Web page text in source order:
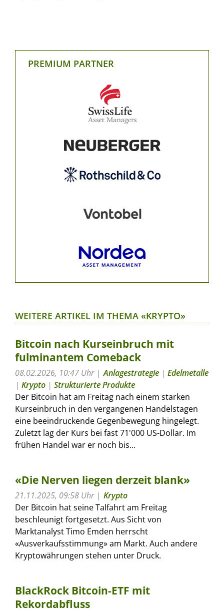
PREMIUM PARTNER
WEITERE ARTIKEL IM THEMA «KRYPTO»
Bitcoin nach Kurseinbruch mit
fulminantem Comeback
08.02.2026, 10:47 Uhr Anlagestrategie | Edelmetalle
| Krypto | Strukturierte Produkte
Der Bitcoin hat am Freitag nach einem starken
Kurseinbruch in den vergangenen Handelstagen
eine beeindruckende Gegenbewegung hingelegt.
Zuletzt lag der Kurs bei fast 71'000 US-Dollar. Im
frühen Handel war er noch bis...
«Die Nerven liegen derzeit blank»
21.11.2025, 09:58 Uhr
Krypto
Der Bitcoin hat seine Talfahrt am Freitag
beschleunigt fortgesetzt. Aus Sicht von
Marktanalyst Timo Emden herrscht
«Ausverkaufsstimmung» am Markt. Auch andere
Kryptowährungen stehen unter Druck.
BlackRock Bitcoin-ETF mit
Rekordabfluss